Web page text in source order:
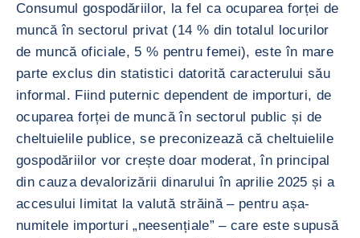
Consumul gospodăriilor, la fel ca ocuparea forței de
muncă în sectorul privat (14 % din totalul locurilor
de muncă oficiale, 5 % pentru femei), este în mare
parte exclus din statistici datorită caracterului său
informal. Fiind puternic dependent de importuri, de
ocuparea forței de muncă în sectorul public și de
cheltuielile publice, se preconizează că cheltuielile
gospodăriilor vor crește doar moderat, în principal
din cauza devalorizării dinarului în aprilie 2025 și a
accesului limitat la valută străină – pentru așa-
numitele importuri „neesențiale” – care este supusă